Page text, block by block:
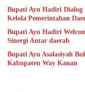
Bupati Ayu Hadiri Dialog
Kelola Pemerintahan
Bupati Ayu Hadiri
Sinergi Antar daerah
Bupati Ayu Asalasiyah
Kabupaten Way Kanan